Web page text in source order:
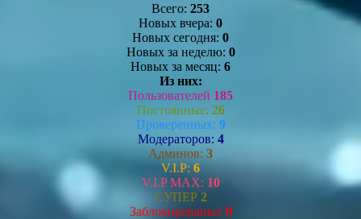
Всего: 253
Новых вчера: 0
Новых сегодня: 0
Новых за неделю: 0
Новых за месяц: 6
Из них:
Пользователей 185
Постоянные: 26
Проверенных: 9
Модераторов: 4
Админов: 3
V.I.P: 6
V.I.P MAX: 10
СУПЕР 2
Заблокированых 0